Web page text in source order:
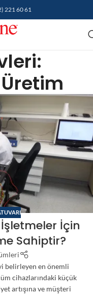
221 60 61
İçin
Sahiptir?
belirleyen en önemli
cihazlarındaki küçük
artışına ve müşteri